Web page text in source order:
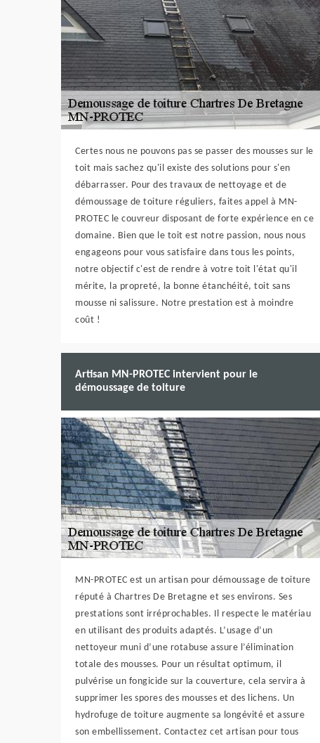
Certes nous ne pouvons pas se passer des mousses sur le
toit mais sachez qu'il existe des solutions pour s'en
débarrasser. Pour des travaux de nettoyage et de
démoussage de toiture réguliers, faites appel à MN-
PROTEC le couvreur disposant de forte expérience en ce
domaine. Bien que le toit est notre passion, nous nous
engageons pour vous satisfaire dans tous les points,
notre objectif c'est de rendre à votre toit l'état qu'il
mérite, la propreté, la bonne étanchéité, toit sans
mousse ni salissure. Notre prestation est à moindre
coût !
Artisan MN-PROTEC intervient pour le
démoussage de toiture
MN-PROTEC est un artisan pour démoussage de toiture
réputé à Chartres De Bretagne et ses environs. Ses
prestations sont irréprochables. Il respecte le matériau
en utilisant des produits adaptés. L’usage d’un
nettoyeur muni d’une rotabuse assure l’élimination
totale des mousses. Pour un résultat optimum, il
pulvérise un fongicide sur la couverture, cela servira à
supprimer les spores des mousses et des lichens. Un
hydrofuge de toiture augmente sa longévité et assure
son embellissement. Contactez cet artisan pour tous